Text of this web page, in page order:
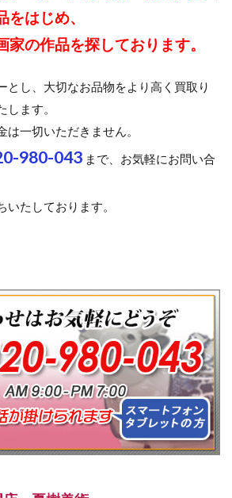
はじめ、
家の作品を探しております。
とし、大切なお品物をより高く買取り
ます。
は一切いただきません。
980-043 まで、お気軽にお問い合
いたしております。